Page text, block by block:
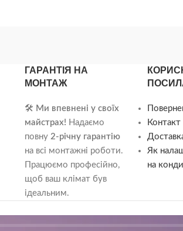
ГАРАНТІЯ НА
МОНТАЖ
🛠️ Ми впевнені у своїх
майстрах! Надаємо
повну 2-річну гарантію
на всі монтажні роботи.
Працюємо професійно,
щоб ваш клімат був
ідеальним.
Як
на